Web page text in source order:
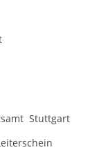
Stuttgart